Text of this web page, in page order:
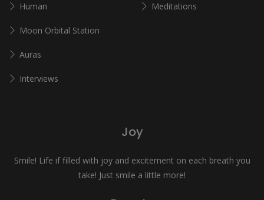
Human
Moon Orbital Station
Auras
Interviews
Meditations
Joy
Smile! Life if filled with joy and excitement on each breath you
take! Just smile a little more!